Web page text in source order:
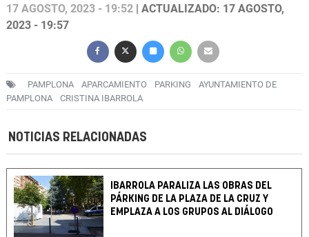
17 AGOSTO, 2023 - 19:52 | ACTUALIZADO: 17 AGOSTO,
2023 - 19:57
PAMPLONA APARCAMIENTO PARKING
AYUNTAMIENTO DE
PAMPLONA
CRISTINA IBARROLA
NOTICIAS RELACIONADAS
IBARROLA PARALIZA LAS OBRAS DEL
PÁRKING DE LA PLAZA DE LA CRUZ Y
EMPLAZA A LOS GRUPOS AL DIÁLOGO